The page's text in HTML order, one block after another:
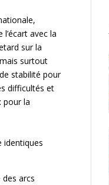
avec la
sur la
surtout
stabilité pour
difficultés et
pour la
identiques
arcs